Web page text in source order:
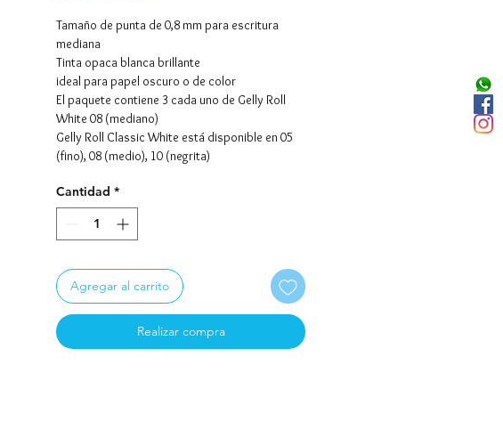
Tamaño de punta de 0,8 mm para escritura
mediana
Tinta opaca blanca brillante
ideal para papel oscuro o de color
El paquete contiene 3 cada uno de Gelly Roll
White 08 (mediano)
Gelly Roll Classic White está disponible en 05
(fino), 08 (medio), 10 (negrita)
¡¡¡ PREGUNTAR POR DÍAS DE ENTREGA !!!
------ PRODUCTO ORIGINAL IMPORTADO ------
Cantidad *
Agregar al carrito
Realizar compra